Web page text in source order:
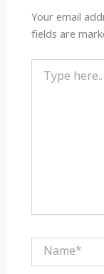
Your email
fields are
here..
Name*